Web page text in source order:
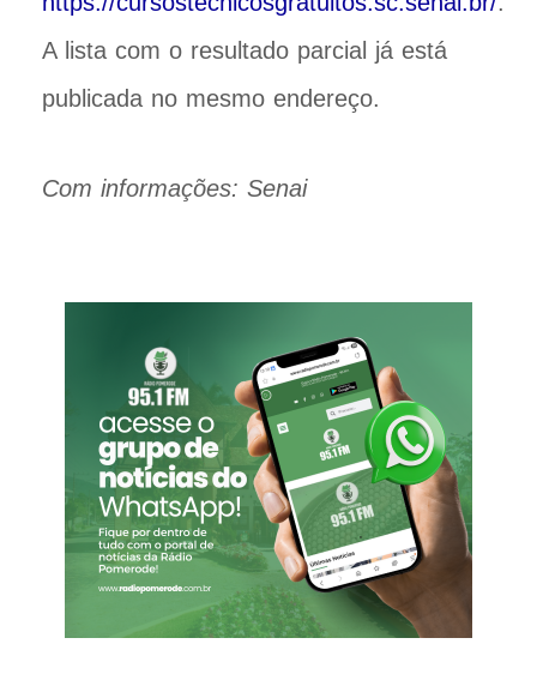
A lista com o resultado parcial já está
publicada no mesmo endereço.
Com informações: Senai